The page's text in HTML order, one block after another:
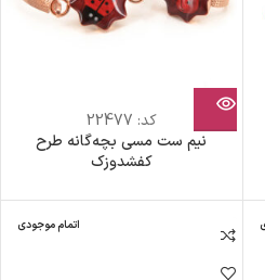
کد: 22477
نیم ست مسی بچه‎‌گانه طرح
کفشدوزک
اتمام موجودی